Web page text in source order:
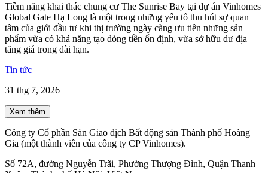
Tiềm năng khai thác chung cư The Sunrise Bay tại dự án Vinhomes
Global Gate Hạ Long là một trong những yếu tố thu hút sự quan
tâm của giới đầu tư khi thị trường ngày càng ưu tiên những sản
phẩm vừa có khả năng tạo dòng tiền ổn định, vừa sở hữu dư địa
tăng giá trong dài hạn.
Tin tức
31 thg 7, 2026
Xem thêm
Công ty Cổ phần Sàn Giao dịch Bất động sản Thành phố Hoàng
Gia (một thành viên của công ty CP Vinhomes).
Số 72A, đường Nguyễn Trãi, Phường Thượng Đình, Quận Thanh